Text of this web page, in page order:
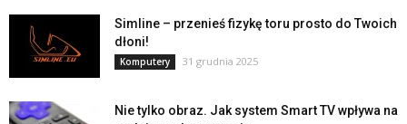
Simline – przenieś fizykę toru prosto do Twoich
dłoni!
Komputery 31 grudnia 2025
Nie tylko obraz. Jak system Smart TV wpływa na